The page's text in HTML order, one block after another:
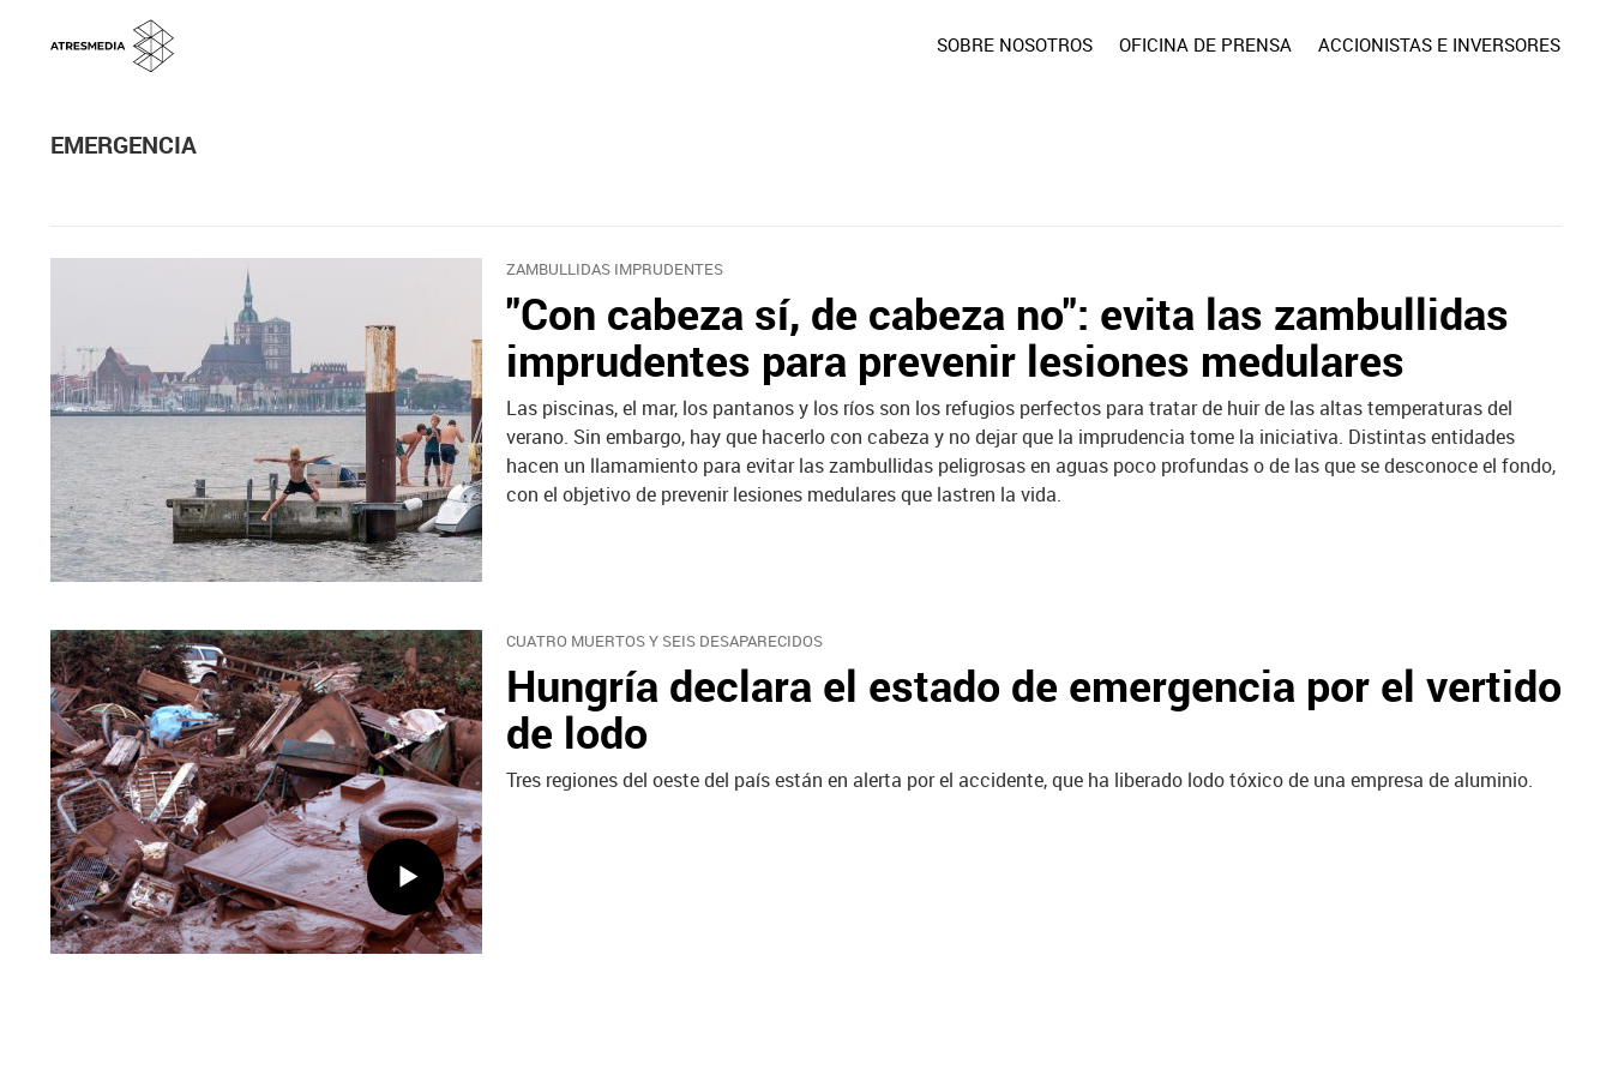
SOBRE NOSOTROS OFICINA DE PRENSA ACCIONISTAS E INVERSORES
EMERGENCIA
ZAMBULLIDAS IMPRUDENTES
"Con cabeza sí, de cabeza no": evita las zambullidas
imprudentes para prevenir lesiones medulares
Las piscinas, el mar, los pantanos y los ríos son los refugios perfectos para tratar de huir de las altas temperaturas del
verano. Sin embargo, hay que hacerlo con cabeza y no dejar que la imprudencia tome la iniciativa. Distintas entidades
hacen un llamamiento para evitar las zambullidas peligrosas en aguas poco profundas o de las que se desconoce el fondo,
con el objetivo de prevenir lesiones medulares que lastren la vida.
CUATRO MUERTOS Y SEIS DESAPARECIDOS
Hungría declara el estado de emergencia por el vertido
de lodo
Tres regiones del oeste del país están en alerta por el accidente, que ha liberado lodo tóxico de una empresa de aluminio.